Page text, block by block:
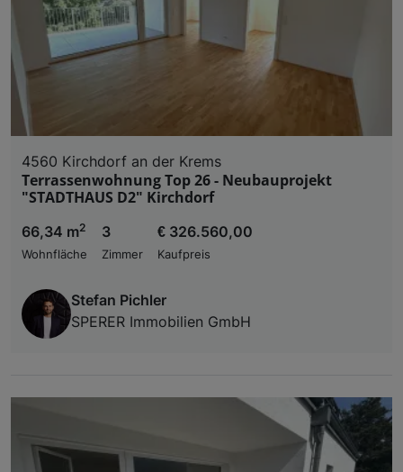
4560 Kirchdorf an der Krems
Terrassenwohnung Top 26 - Neubauprojekt
"STADTHAUS D2" Kirchdorf
66,34 m2
Wohnfläche
3
Zimmer
€ 326.560,00
Kaufpreis
Stefan Pichler
SPERER Immobilien GmbH